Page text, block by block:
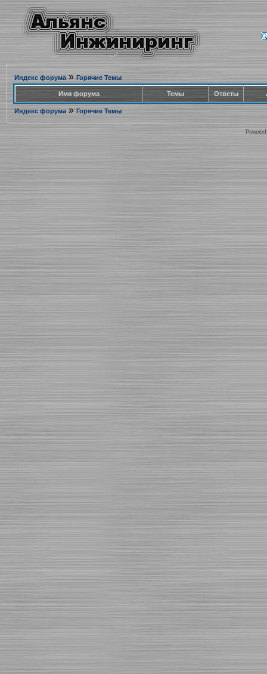
Индекс форума» Горячие Темы
Имя форума Темы Ответы
Индекс форума» Горячие Темы